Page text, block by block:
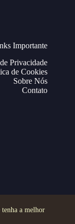
tenha a melhor
Importante
Privacidade
de Cookies
Sobre Nós
Contato